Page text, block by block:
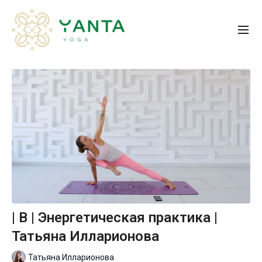
| B | Энергетическая практика |
Татьяна Илларионова
Татьяна Илларионова